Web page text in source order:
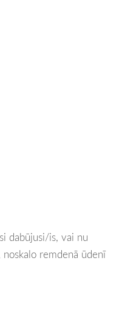
dabūjusi/is, vai nu
remdenā ūdenī